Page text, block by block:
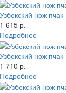
Узбекский нож
1 615 р.
Подробнее
Узбекский нож
1 710 р.
Подробнее